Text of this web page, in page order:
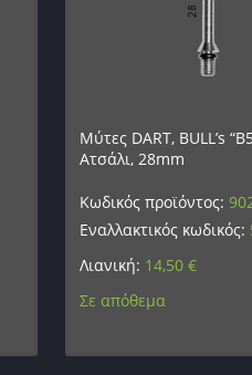
Μύτες DART, BULL’s
Ατσάλι, 28mm
Κωδικός προϊόντος:
Εναλλακτικός κωδικός:
Λιανική: 14,50 €
Σε απόθεμα